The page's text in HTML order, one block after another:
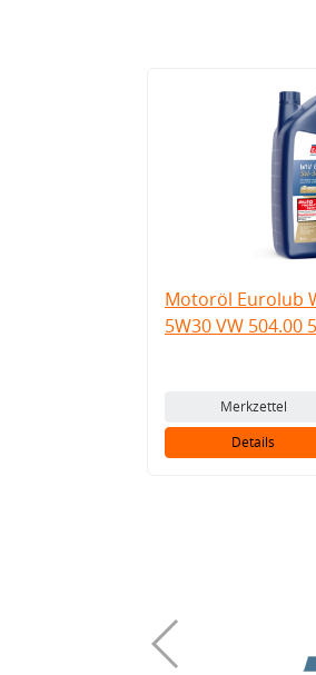
Motoröl Eurolub
5W30 VW 504.00
Merkzettel
Details